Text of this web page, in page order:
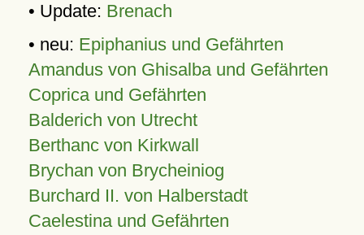
• Update: Brenach
• neu: Epiphanius und Gefährten
Amandus von Ghisalba und Gefährten
Coprica und Gefährten
Balderich von Utrecht
Berthanc von Kirkwall
Brychan von Brycheiniog
Burchard II. von Halberstadt
Caelestina und Gefährten